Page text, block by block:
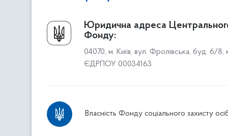
Про Фонд
Керівництво
Структура Фонду
Територіальні відділення
Дніпропетровське відділення
Юридична адреса
Фонду:
04070, м. Київ, вул. Фролівська, буд. 6/8,
ЄДРПОУ 00034163
Власність Фонду соціального захисту осіб